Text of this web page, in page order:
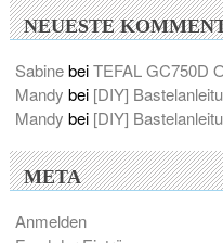
NEUESTE
SabinebeiTEFAL GC750D
Mandy bei [DIY]
Mandy bei [DIY]
META
Anmelden